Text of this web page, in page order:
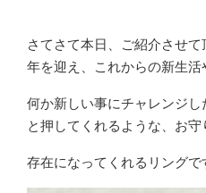
さてさて本日、ご紹介させ
年を迎え、これからの新生活
何か新しい事にチャレンジ
と押してくれるような、お守
存在になってくれるリングで